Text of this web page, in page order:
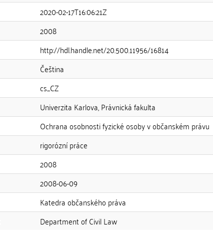
2020-02-17T16:06:21Z
2008
http://hdl.handle.net/20.500.11956/16814
Čeština
cs_CZ
Univerzita Karlova, Právnická fakulta
Ochrana osobnosti fyzické osoby v občanském právu
rigorózní práce
2008
2008-06-09
Katedra občanského práva
Department of Civil Law